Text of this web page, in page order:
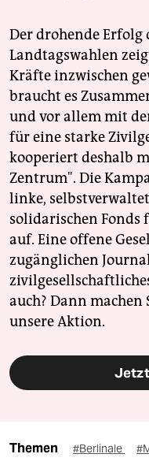
Der drohende Erfolg
Landtagswahlen
Kräfte inzwischen
braucht es
und vor allem mit
für eine starke
kooperiert deshalb
Zentrum". Die
linke,
solidarischen Fonds
auf. Eine offene
zugänglichen
auch? Dann
unsere Aktion.
Themen #Berlinale